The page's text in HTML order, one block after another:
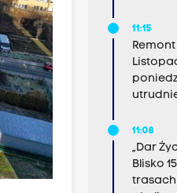
11:15
11:08
„Dar
Blisko
trasach